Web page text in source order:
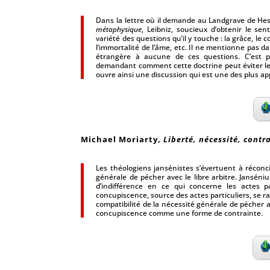
Dans la lettre où il demande au Landgrave de
métaphysique, Leibniz, soucieux d’obtenir le
variété des questions qu’il y touche : la grâce, le
l’immortalité de l’âme, etc. Il ne mentionne pas
étrangère à aucune de ces questions. C’est
demandant comment cette doctrine peut éviter
ouvre ainsi une discussion qui est une des plus
Michael Moriarty,Liberté, nécessité,
Les théologiens jansénistes s’évertuent à
générale de pécher avec le libre arbitre.
d’indifférence en ce qui concerne les actes
concupiscence, source des actes particuliers, se
compatibilité de la nécessité générale de pécher
concupiscence comme une forme de contrainte.